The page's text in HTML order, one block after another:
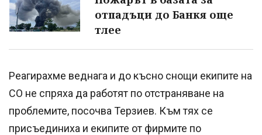
отпадъци до Банкя още
тлее
Реагирахме веднага и до късно снощи екипите на
СО не спряха да работят по отстраняване на
проблемите, посочва Терзиев. Към тях се
присъединиха и екипите от фирмите по